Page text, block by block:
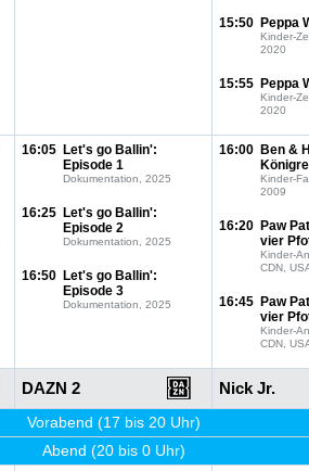
15:50 Peppa
Kinder-
2020
15:55 Peppa
Kinder-
2020
16:05 Let's go Ballin':
Episode 1
Dokumentation, 2025
16:25 Let's go Ballin':
Episode 2
Dokumentation, 2025
16:50 Let's go Ballin':
Episode 3
Dokumentation, 2025
16:00 Ben &
Kinder-
2009
16:20 Paw
vier
Kinder-
CDN,
16:45 Paw
vier
Kinder-
CDN,
DAZN 2 Nick Jr.
Vorabend (17 bis 20 Uhr)
Abend (20 bis 0 Uhr)